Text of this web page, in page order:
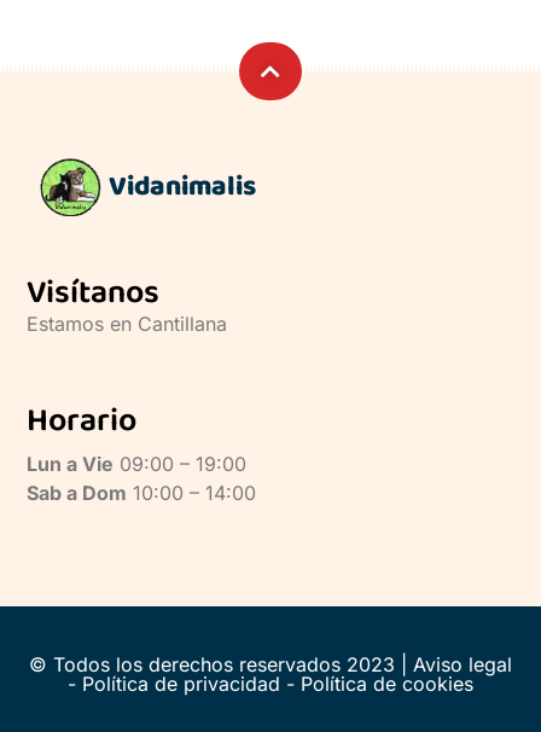
Vidanimalis
Visítanos
Estamos en Cantillana
Horario
Lun a Vie 09:00 – 19:00
Sab a Dom 10:00 – 14:00
© Todos los derechos reservados 2023 | Aviso legal
- Política de privacidad - Política de cookies